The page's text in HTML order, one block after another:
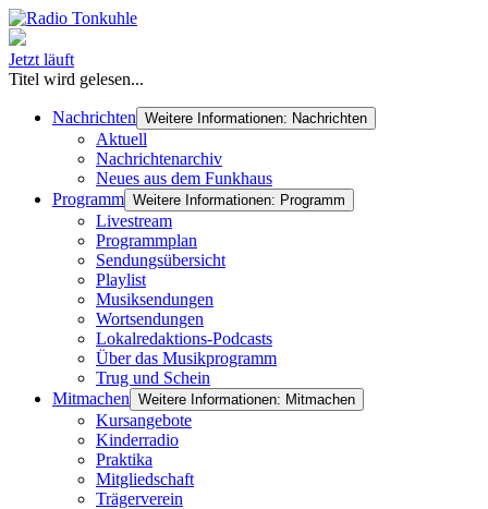
Jetzt läuft
Titel wird gelesen...
Nachrichten Weitere Informationen: Nachrichten
Aktuell
Nachrichtenarchiv
Neues aus dem Funkhaus
Programm Weitere Informationen: Programm
Livestream
Programmplan
Sendungsübersicht
Playlist
Musiksendungen
Wortsendungen
Lokalredaktions-Podcasts
Über das Musikprogramm
Trug und Schein
Mitmachen Weitere Informationen: Mitmachen
Kursangebote
Kinderradio
Praktika
Mitgliedschaft
Trägerverein